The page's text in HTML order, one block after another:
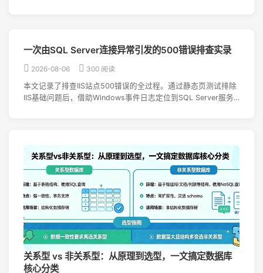
一次由SQL Server连接异常引发的500错误排查实录
2026-08-06
300 阅读
本文记录了排查IIS站点500错误的全过程。通过静态页测试排除
IIS基础问题后，借助Windows事件日志定位到SQL Server服务
关系型 vs 非关系型：从原理到选型，一文搞定数据库
核心分类